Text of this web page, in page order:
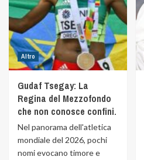
Altro
Gudaf Tsegay: La
Regina del Mezzofondo
che non conosce confini.
Nel panorama dell'atletica
mondiale del 2026, pochi
nomi evocano timore e